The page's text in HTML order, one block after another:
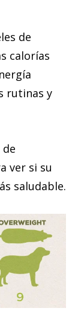
de
calorías
rutinas y
ver si su
saludable.